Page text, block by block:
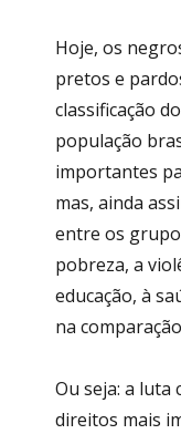
Hoje, os
pretos e
classificação
população
importantes
mas, ainda
entre os
pobreza, a
educação, à
na
Ou seja: a
direitos mais